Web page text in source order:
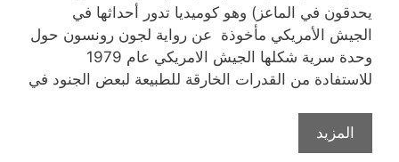
يحدقون في الماعز) وهو كوميديا تدور أحداثها في
الجيش الأمريكي مأخوذة عن رواية لجون رونسون حول
وحدة سرية شكلها الجيش الامريكي عام 1979
للاستفادة من القدرات الخارقة للطبيعة لبعض الجنود في
المزيد